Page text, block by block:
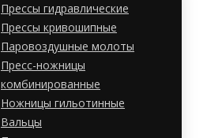
Прессы гидравлические
Прессы кривошипные
Паровоздушные молоты
Пресс-ножницы
комбинированные
Ножницы гильотинные
Вальцы